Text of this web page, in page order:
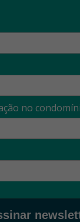
no